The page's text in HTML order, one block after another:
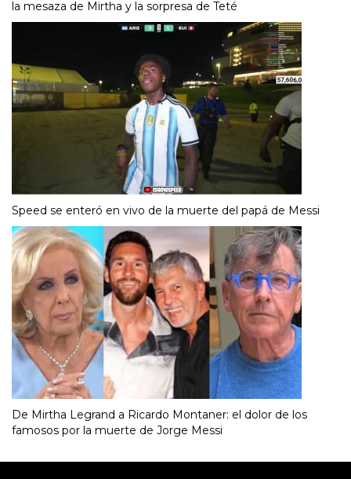
la mesaza de Mirtha y la sorpresa de Teté
Speed se enteró en vivo de la muerte del papá de Messi
De Mirtha Legrand a Ricardo Montaner: el dolor de los
famosos por la muerte de Jorge Messi